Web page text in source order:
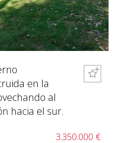
en la
al
hacia el sur.
3.350.000 €